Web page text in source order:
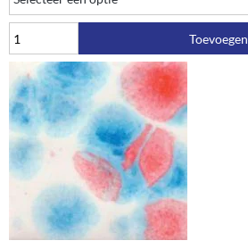
Toevoegen